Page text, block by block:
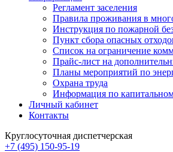
Регламент заселения
Правила проживания в
Инструкция по пожарной
Пункт сбора опасных
Список на ограничение
Прайс-лист на
Планы мероприятий по
Охрана труда
Информация по
Личный кабинет
Контакты
Круглосуточная диспетчерская
+7 (495) 150-95-19